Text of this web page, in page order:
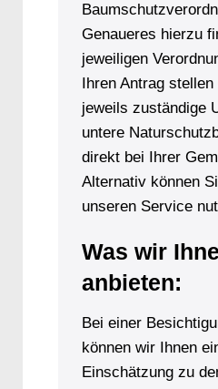
Genaueres hierzu
jeweiligen
Ihren Antrag
jeweils zuständige
untere
direkt bei Ihrer
Alternativ können
unseren Service
Was wir
anbieten:
Bei einer
können wir Ihnen
Einschätzung zu